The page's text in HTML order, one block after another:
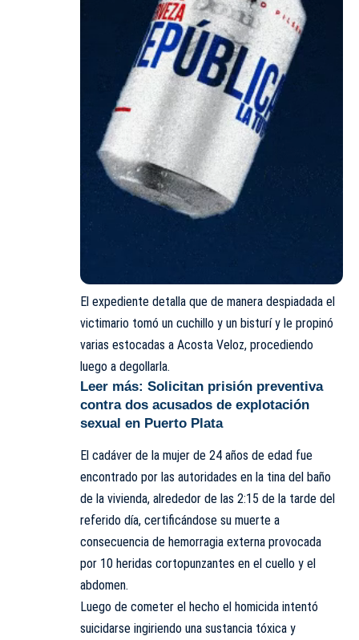
El expediente detalla que de manera despiadada el
victimario tomó un cuchillo y un bisturí y le propinó
varias estocadas a Acosta Veloz, procediendo
luego a degollarla.
Leer más: Solicitan prisión preventiva
contra dos acusados de explotación
sexual en Puerto Plata
El cadáver de la mujer de 24 años de edad fue
encontrado por las autoridades en la tina del baño
de la vivienda, alrededor de las 2:15 de la tarde del
referido día, certificándose su muerte a
consecuencia de hemorragia externa provocada
por 10 heridas cortopunzantes en el cuello y el
abdomen.
Luego de cometer el hecho el homicida intentó
suicidarse ingiriendo una sustancia tóxica y